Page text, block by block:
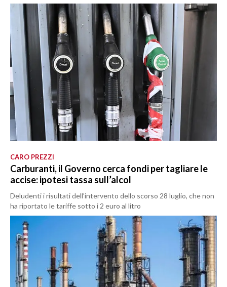
CARO PREZZI
Carburanti, il Governo cerca fondi per tagliare le
accise: ipotesi tassa sull’alcol
Deludenti i risultati dell’intervento dello scorso 28 luglio, che non
ha riportato le tariffe sotto i 2 euro al litro